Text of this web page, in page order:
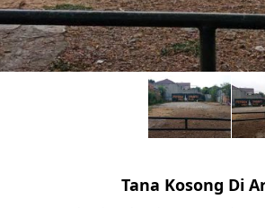
Tana Kosong Di